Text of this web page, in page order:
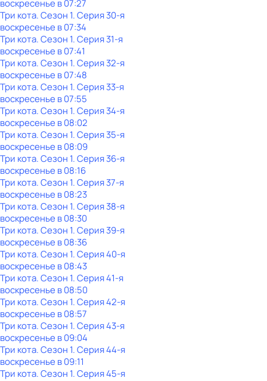
воскресенье в07:27
Три кота. Сезон 1. Серия 30-я
воскресенье в07:34
Три кота. Сезон 1. Серия 31-я
воскресенье в07:41
Три кота. Сезон 1. Серия 32-я
воскресенье в07:48
Три кота. Сезон 1. Серия 33-я
воскресенье в07:55
Три кота. Сезон 1. Серия 34-я
воскресенье в08:02
Три кота. Сезон 1. Серия 35-я
воскресенье в08:09
Три кота. Сезон 1. Серия 36-я
воскресенье в08:16
Три кота. Сезон 1. Серия 37-я
воскресенье в08:23
Три кота. Сезон 1. Серия 38-я
воскресенье в08:30
Три кота. Сезон 1. Серия 39-я
воскресенье в08:36
Три кота. Сезон 1. Серия 40-я
воскресенье в08:43
Три кота. Сезон 1. Серия 41-я
воскресенье в08:50
Три кота. Сезон 1. Серия 42-я
воскресенье в08:57
Три кота. Сезон 1. Серия 43-я
воскресенье в09:04
Три кота. Сезон 1. Серия 44-я
воскресенье в09:11
Три кота. Сезон 1. Серия 45-я